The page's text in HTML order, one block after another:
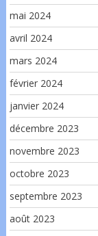
mai 2024
avril 2024
mars 2024
février 2024
janvier 2024
décembre 2023
novembre 2023
octobre 2023
septembre 2023
août 2023